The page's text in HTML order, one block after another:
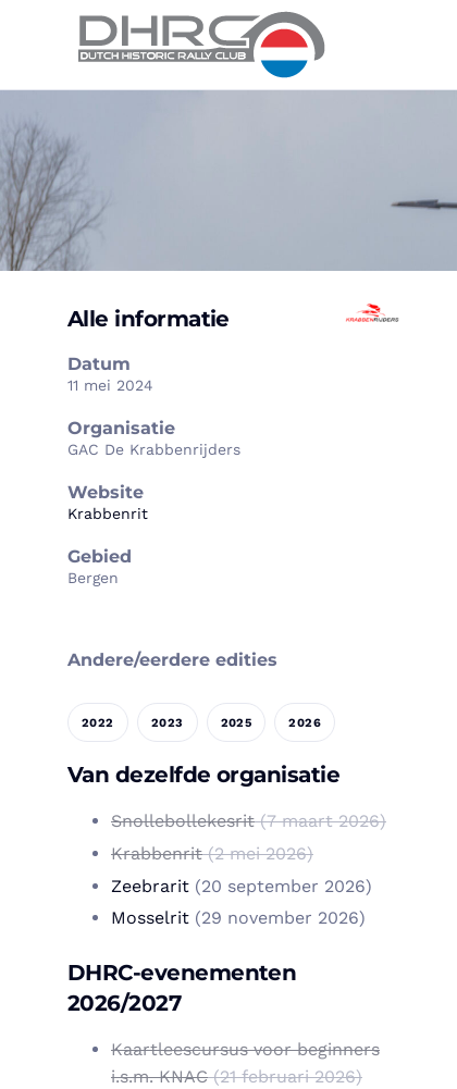
Alle informatie
Datum
11 mei 2024
Organisatie
GAC De Krabbenrijders
Website
Krabbenrit
Gebied
Bergen
Andere/eerdere edities
2022 2023 2025 2026
Van dezelfde organisatie
Snollebollekesrit(7 maart 2026)
Krabbenrit(2 mei 2026)
Zeebrarit (20 september 2026)
Mosselrit (29 november 2026)
DHRC-evenementen
2026/2027
Kaartleescursus voor beginners
i.s.m. KNAC(21 februari 2026)